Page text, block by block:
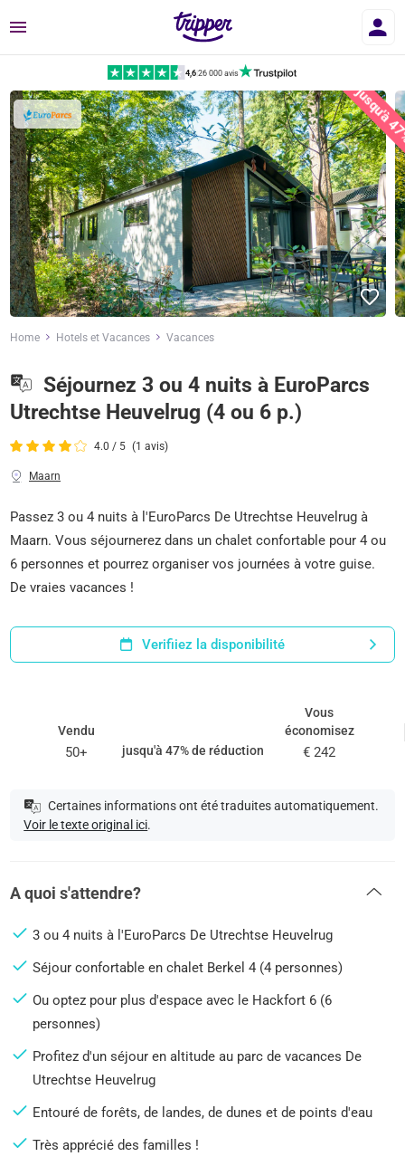
Menu
4,6|26 000 avis
jusqu'à
Home Hotels et Vacances Vacances
Séjournez 3 ou 4 nuits à EuroParcs
Utrechtse Heuvelrug (4 ou 6 p.)
4.0 / 5 (1 avis)
Maarn
Passez 3 ou 4 nuits à l'EuroParcs De Utrechtse Heuvelrug à
Maarn. Vous séjournerez dans un chalet confortable pour 4 ou
6 personnes et pourrez organiser vos journées à votre guise.
De vraies vacances !
Verifiiez la disponibilité
Vendu
50+ jusqu'à 47% de réduction
Vous
économisez
€ 242
Certaines informations ont été traduites automatiquement.
Voir le texte original ici.
A quoi s'attendre?
3 ou 4 nuits à l'EuroParcs De Utrechtse Heuvelrug
Séjour confortable en chalet Berkel 4 (4 personnes)
Ou optez pour plus d'espace avec le Hackfort 6 (6
personnes)
Profitez d'un séjour en altitude au parc de vacances De
Utrechtse Heuvelrug
Entouré de forêts, de landes, de dunes et de points d'eau
Très apprécié des familles !